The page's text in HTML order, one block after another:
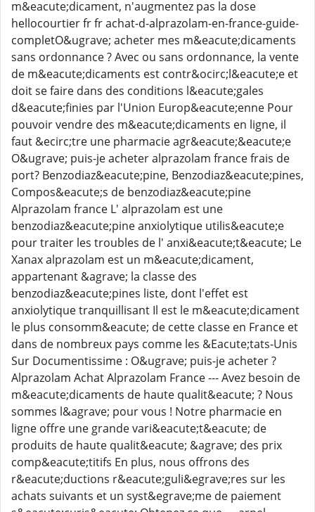
m&eacute;dicament, n'augmentez pas la dose
hellocourtier fr fr achat-d-alprazolam-en-france-guide-
completO&ugrave; acheter mes m&eacute;dicaments
sans ordonnance ? Avec ou sans ordonnance, la vente
de m&eacute;dicaments est contr&ocirc;l&eacute;e et
doit se faire dans des conditions l&eacute;gales
d&eacute;finies par l'Union Europ&eacute;enne Pour
pouvoir vendre des m&eacute;dicaments en ligne, il
faut &ecirc;tre une pharmacie agr&eacute;&eacute;e
O&ugrave; puis-je acheter alprazolam france frais de
port? Benzodiaz&eacute;pine, Benzodiaz&eacute;pines,
Compos&eacute;s de benzodiaz&eacute;pine
Alprazolam france L' alprazolam est une
benzodiaz&eacute;pine anxiolytique utilis&eacute;e
pour traiter les troubles de l' anxi&eacute;t&eacute; Le
Xanax alprazolam est un m&eacute;dicament,
appartenant &agrave; la classe des
benzodiaz&eacute;pines liste, dont l'effet est
anxiolytique tranquillisant Il est le m&eacute;dicament
le plus consomm&eacute; de cette classe en France et
dans de nombreux pays comme les &Eacute;tats-Unis
Sur Documentissime : O&ugrave; puis-je acheter ?
Alprazolam Achat Alprazolam France --- Avez besoin de
m&eacute;dicaments de haute qualit&eacute; ? Nous
sommes l&agrave; pour vous ! Notre pharmacie en
ligne offre une grande vari&eacute;t&eacute; de
produits de haute qualit&eacute; &agrave; des prix
comp&eacute;titifs En plus, nous offrons des
r&eacute;ductions r&eacute;guli&egrave;res sur les
achats suivants et un syst&egrave;me de paiement